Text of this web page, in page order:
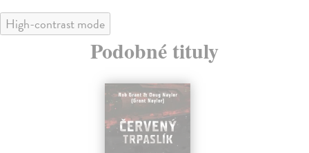
High-contrast mode
Podobné tituly